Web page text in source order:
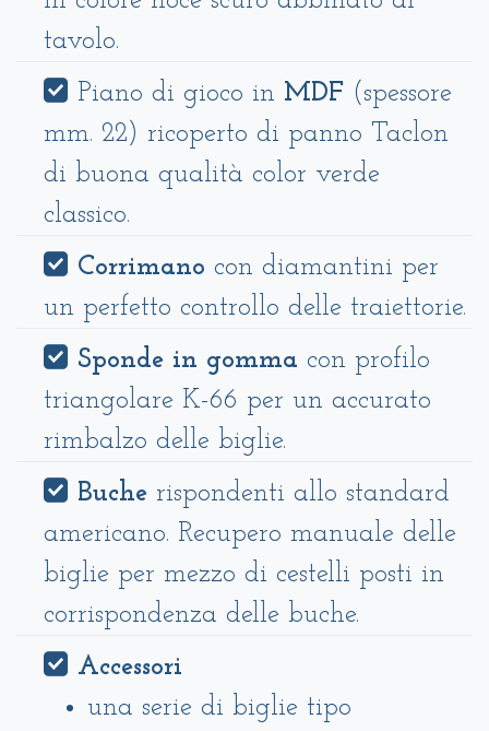
tavolo.
Piano di gioco in MDF (spessore
mm. 22) ricoperto di panno Taclon
di buona qualità color verde
classico.
Corrimano con diamantini per
un perfetto controllo delle traiettorie.
Sponde in gomma con profilo
triangolare K-66 per un accurato
rimbalzo delle biglie.
Buche rispondenti allo standard
americano. Recupero manuale delle
biglie per mezzo di cestelli posti in
corrispondenza delle buche.
Accessori
una serie di biglie tipo